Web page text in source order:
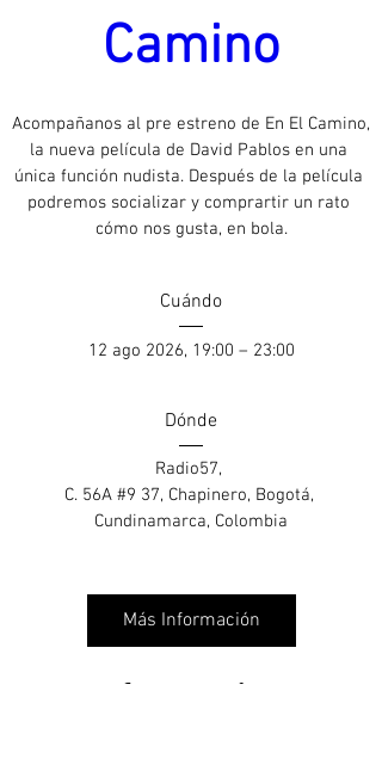
Camino
Acompañanos al pre estreno de En El Camino,
la nueva película de David Pablos en una
única función nudista. Después de la película
podremos socializar y comprartir un rato
cómo nos gusta, en bola.
Cuándo
12 ago 2026, 19:00 – 23:00
Dónde
Radio57,
C. 56A #9 37, Chapinero, Bogotá,
Cundinamarca, Colombia
Más Información